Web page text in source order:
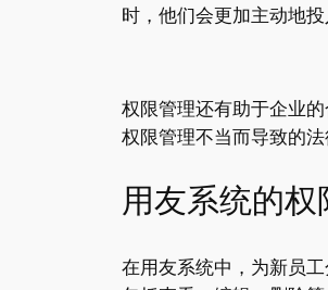
时，他们会更加主动地
权限管理还有助于企业
权限管理不当而导致的法
用友系统的
在用友系统中，为新员